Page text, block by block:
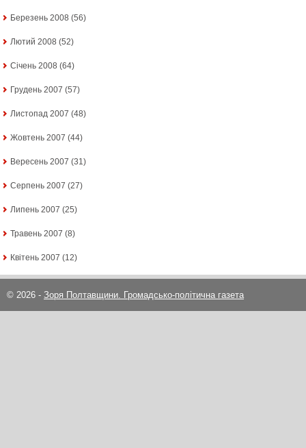
Березень 2008 (56)
Лютий 2008 (52)
Січень 2008 (64)
Грудень 2007 (57)
Листопад 2007 (48)
Жовтень 2007 (44)
Вересень 2007 (31)
Серпень 2007 (27)
Липень 2007 (25)
Травень 2007 (8)
Квітень 2007 (12)
© 2026 - Зоря Полтавщини. Громадсько-політична газета